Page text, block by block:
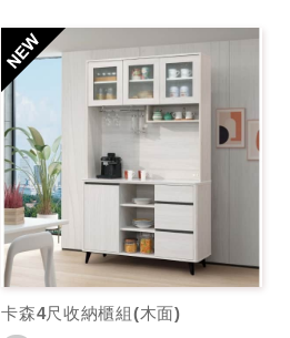
卡森4尺收納櫃組(木面)